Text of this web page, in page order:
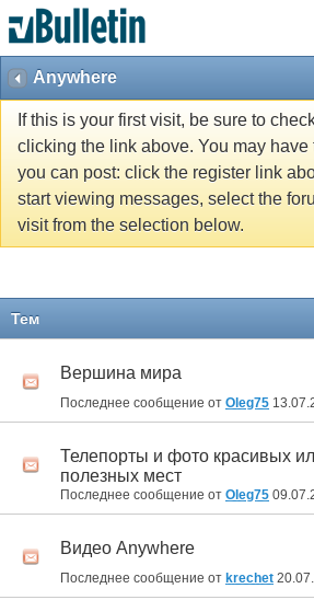
Anywhere
If this is your first visit, be sure to
clicking the link above. You may have
you can post: click the register link
start viewing messages, select the
visit from the selection below.
Тем
Вершина мира
Последнее сообщение от Оlеg75
Телепорты и фото красивых
полезных мест
Последнее сообщение от Оlеg75
Видео Anywhere
Последнее сообщение от krechet